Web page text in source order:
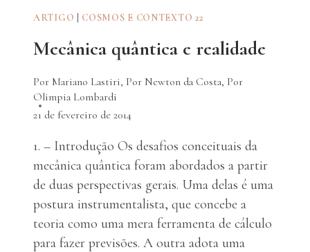
ARTIGO COSMOS E CONTEXTO 22
Mecânica quântica e realidade
Por Mariano Lastiri, Por Newton da Costa, Por
Olimpia Lombardi
21 de fevereiro de 2014
1. – Introdução Os desafios conceituais da
mecânica quântica foram abordados a partir
de duas perspectivas gerais. Uma delas é uma
postura instrumentalista, que concebe a
teoria como uma mera ferramenta de cálculo
para fazer previsões. A outra adota uma